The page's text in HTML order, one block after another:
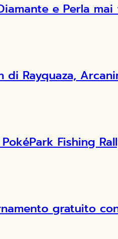
e Perla
di Rayquaza,
Fishing
gratuito